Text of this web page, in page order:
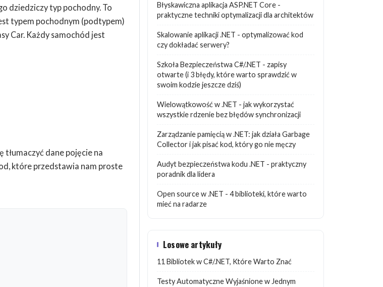
dziedziczy typ pochodny. To
typem pochodnym (podtypem)
Car. Każdy samochód jest
tłumaczyć dane pojęcie na
które przedstawia nam proste
Błyskawiczna aplikacja ASP.NET Core -
praktyczne techniki optymalizacji dla architektów
Skalowanie aplikacji .NET - optymalizować kod
czy dokładać serwery?
Szkoła Bezpieczeństwa C#/.NET - zapisy
otwarte (i 3 błędy, które warto sprawdzić w
swoim kodzie jeszcze dziś)
Wielowątkowość w .NET - jak wykorzystać
wszystkie rdzenie bez błędów synchronizacji
Zarządzanie pamięcią w .NET: jak działa Garbage
Collector i jak pisać kod, który go nie męczy
Audyt bezpieczeństwa kodu .NET - praktyczny
poradnik dla lidera
Open source w .NET - 4 biblioteki, które warto
mieć na radarze
Losowe artykuły
11 Bibliotek w C#/.NET, Które Warto Znać
Testy Automatyczne Wyjaśnione w Jednym